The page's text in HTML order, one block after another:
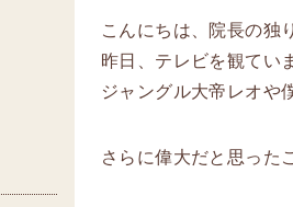
こんにちは、院長の独
昨日、テレビを観てい
ジャングル大帝レオや
さらに偉大だと思った